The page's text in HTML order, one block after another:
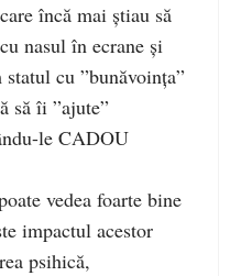
încă mai știau să
nasul în ecrane și
cu ”bunăvoința”
să îi ”ajute”
le CADOU
vedea foarte bine
impactul acestor
psihică,